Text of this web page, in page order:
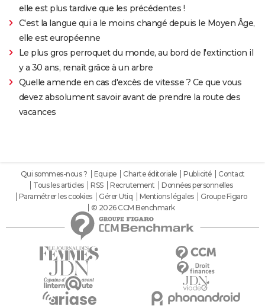
elle est plus tardive que les précédentes !
C'est la langue qui a le moins changé depuis le Moyen Âge,
elle est européenne
Le plus gros perroquet du monde, au bord de l'extinction il
y a 30 ans, renaît grâce à un arbre
Quelle amende en cas d'excès de vitesse ? Ce que vous
devez absolument savoir avant de prendre la route des
vacances
Qui sommes-nous ? Equipe Charte éditoriale Publicité
Contact
Tous les articles
RSS Recrutement
Données personnelles
Paramétrer les cookies
Gérer Utiq Mentions légales
Groupe Figaro
© 2026 CCM Benchmark